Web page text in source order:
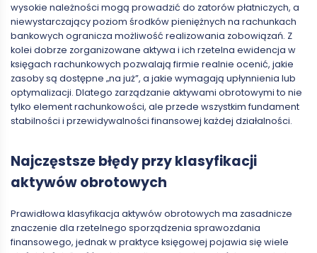
wysokie należności mogą prowadzić do zatorów płatniczych, a
niewystarczający poziom środków pieniężnych na rachunkach
bankowych ogranicza możliwość realizowania zobowiązań. Z
kolei dobrze zorganizowane aktywa i ich rzetelna ewidencja w
księgach rachunkowych pozwalają firmie realnie ocenić, jakie
zasoby są dostępne „na już”, a jakie wymagają upłynnienia lub
optymalizacji. Dlatego zarządzanie aktywami obrotowymi to nie
tylko element rachunkowości, ale przede wszystkim fundament
stabilności i przewidywalności finansowej każdej działalności.
Najczęstsze błędy przy klasyfikacji
aktywów obrotowych
Prawidłowa klasyfikacja aktywów obrotowych ma zasadnicze
znaczenie dla rzetelnego sporządzenia sprawozdania
finansowego, jednak w praktyce księgowej pojawia się wiele